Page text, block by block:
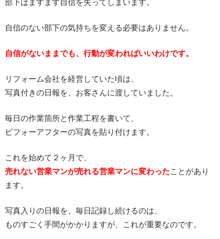
部下はますます自信を失ってしまいます。
自信のない部下の気持ちを変える必要はありません。
自信がないままでも、行動が変わればいいわけです。
リフォーム会社を経営していた頃は、
写真付きの日報を、お客さんに渡していました。
毎日の作業箇所と作業工程を書いて、
ビフォーアフターの写真を貼り付けます。
これを始めて２ヶ月で、
売れない営業マンが売れる営業マンに変わったことがあり
ます。
写真入りの日報を、毎日記録し続けるのは、
ものすごく手間がかかりますが、これが重要なのです。